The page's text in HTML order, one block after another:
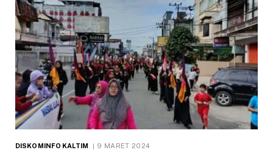
DISKOMINFO KALTIM 9 MARET 2024